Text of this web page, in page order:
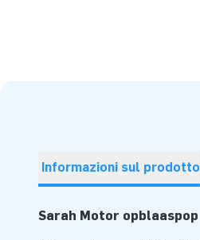
Informazioni sul prodotto
Sarah Motor opblaaspop